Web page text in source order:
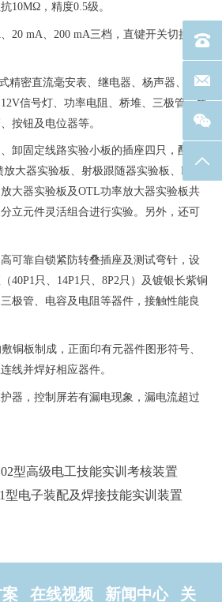
10MΩ，精度0.5级。
20 mA、200 mA三档，直键开关切换，
精密直流毫安表、继电器、杨声器、峰鸣
信号灯、功率电阻、桥堆、三极管、集
按钮及电位器等。
卸固定线路实验小板的插座四只，配有
大器实验板、射极跟随器实验板、RC正
大器实验板及OTL功率放大器实验板共
立元件灵活组合进行实验。另外，还可
可靠自锁紧防转叠插座及测试弯针，设
40P1只、14P1只、8P2只）及镀银长紫铜
极管、电容及电阻等器件，接触性能良
铜板制成，正面印有元器件图形符号、
线并焊好相应器件。
器，控制屏若有漏电现象，漏电流超过
型高级电工技能实训考核装置
型电子装配及焊接技能实训装置
在线视频 新闻中心
关
电话
联系
返回